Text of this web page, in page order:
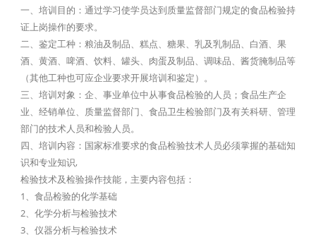
一、培训目的：通过学习使学员达到质量监督部门规定的食品检验持
证上岗操作的要求。
二、鉴定工种：粮油及制品、糕点、糖果、乳及乳制品、白酒、果
酒、黄酒、啤酒、饮料、罐头、肉蛋及制品、调味品、酱货腌制品等
（其他工种也可应企业要求开展培训和鉴定）。
三、培训对象：企、事业单位中从事食品检验的人员；食品生产企
业、经销单位、质量监督部门、食品卫生检验部门及有关科研、管理
部门的技术人员和检验人员。
四、培训内容：国家标准要求的食品检验技术人员必须掌握的基础知
识和专业知识,
检验技术及检验操作技能，主要内容包括：
1、食品检验的化学基础
2、化学分析与检验技术
3、仪器分析与检验技术